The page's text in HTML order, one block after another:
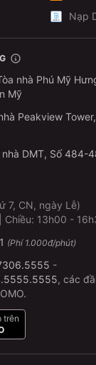
Nạp
nhà Phú Mỹ
Mỹ
Peakview
nhà DMT, Số 484-
7, CN, ngày Lễ)
Chiều: 13h00 -
(Phí 1.000đ/phút)
-
, các
trên